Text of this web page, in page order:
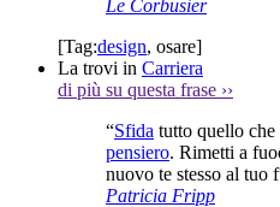
Le Corbusier
[Tag:design, osare]
La trovi in Carriera
di più su questa frase ››
“Sfida tutto quello
pensiero. Rimetti a
nuovo te stesso al tuo
Patricia Fripp